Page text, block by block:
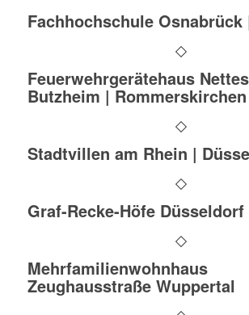
Fachhochschule Osnabrück
Feuerwehrgerätehaus
Butzheim | Rommerskirchen
Stadtvillen am Rhein |
Graf-Recke-Höfe Düsseldorf
Mehrfamilienwohnhaus
Zeughausstraße Wuppertal